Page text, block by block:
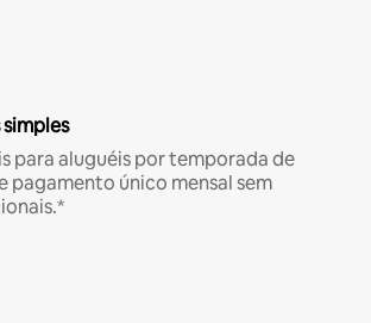
simples
para aluguéis por temporada de
pagamento único mensal sem